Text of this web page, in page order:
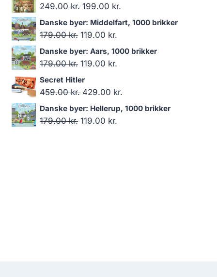
249.00kr. Den
oprindelige
pris
249.00 kr..
199.00 kr.
aktuelle
Danske byer: Middelfart, 1000 brikker
179.00kr. Den
oprindelige
pris
179.00 kr..
119.00 kr.
aktuelle
Danske byer: Aars, 1000 brikker
179.00kr. Den
oprindelige
pris
179.00 kr..
119.00 kr.
pris
119.00 kr..
Secret Hitler
459.00kr. Den
oprindelige
pris
429.00 kr.
aktuelle
Danske byer: Hellerup, 1000 brikker
179.00kr. Den
119.00 kr.